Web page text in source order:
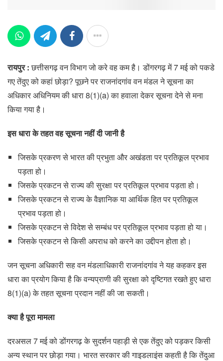
रायपुर :छत्तीसगढ़ वन विभाग जो करे वह कम है। डोंगरगढ़ में 7 मई को पकडे
गए तेंदुए को कहां छोड़ा? पूछने पर राजनांदगांव वन मंडल ने सूचना का
अधिकार अधिनियम की धारा 8(1)(a) का हवाला देकर सूचना देने से मना
किया गया है।
इस धारा के तहत वह सूचना नहीं दी जानी है
जिसके प्रकरण से भारत की प्रभुता और अखंडता पर प्रतिकूल प्रभाव
पड़ता हो।
जिसके प्रकटन से राज्य की सुरक्षा पर प्रतिकूल प्रभाव पड़ता हो।
जिसके प्रकटन से राज्य के वैज्ञानिक या आर्थिक हित पर प्रतिकूल
प्रभाव पड़ता हो।
जिसके प्रकटन से विदेश से सम्बंध पर प्रतिकूल प्रभाव पड़ता हो या।
जिसके प्रकटन से किसी अपराध को करने का उद्दीपन होता हो।
जन सूचना अधिकारी सह वन मंडलाधिकारी राजनांदगांव ने यह कहकर इस
धारा का प्रयोग किया है कि वन्यप्राणी की सुरक्षा को दृष्टिगत रखते हुए धारा
8(1)(a) के तहत सूचना प्रदान नहीं की जा सकती।
क्या है पूरा मामला
दरअसल 7 मई को डोंगरगढ़ के सुदर्शन पहाड़ी से एक तेंदुए को पड़कर किसी
अन्य स्थान पर छोड़ा गया। भारत सरकार की गाइडलाइंस कहती है कि तेंदुआ